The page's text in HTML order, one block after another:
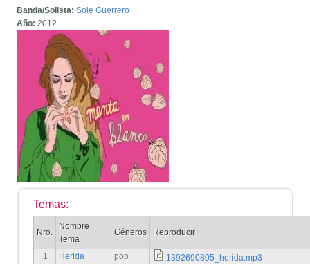
Banda/Solista:Sole Guerrero
Año:2012
Temas:
Nro.
Nombre
Tema
Géneros Reproducir
1 Herida pop
1392690805_herida.mp3